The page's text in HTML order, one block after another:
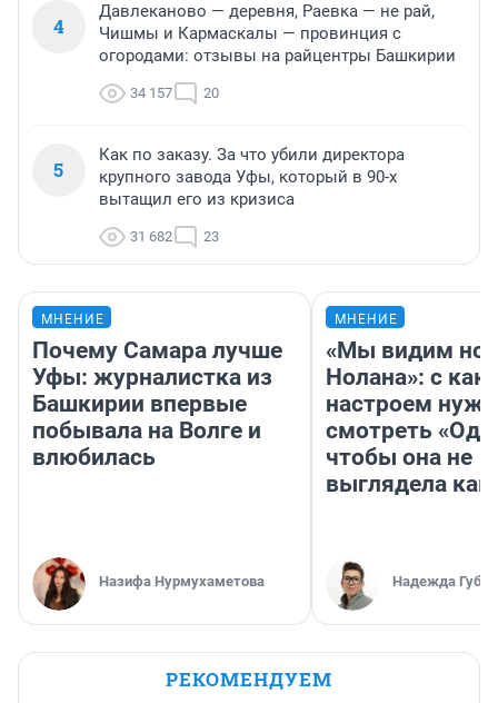
4
Давлеканово — деревня, Раевка — не рай,
Чишмы и Кармаскалы — провинция с
огородами: отзывы на райцентры Башкирии
34 157 20
5
Как по заказу. За что убили директора
крупного завода Уфы, который в 90-х
вытащил его из кризиса
31 682 23
МНЕНИЕ
Почему Самара лучше
Уфы: журналистка из
Башкирии впервые
побывала на Волге и
влюбилась
Назифа Нурмухаметова
МНЕНИЕ
«Мы видим
Нолана»: с
настроем
смотреть
чтобы она не
выглядела как
Надежда
РЕКОМЕНДУЕМ